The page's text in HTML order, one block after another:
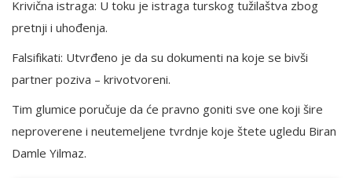
Krivična istraga: U toku je istraga turskog tužilaštva zbog
pretnji i uhođenja.
Falsifikati: Utvrđeno je da su dokumenti na koje se bivši
partner poziva – krivotvoreni.
Tim glumice poručuje da će pravno goniti sve one koji šire
neproverene i neutemeljene tvrdnje koje štete ugledu Biran
Damle Yilmaz.